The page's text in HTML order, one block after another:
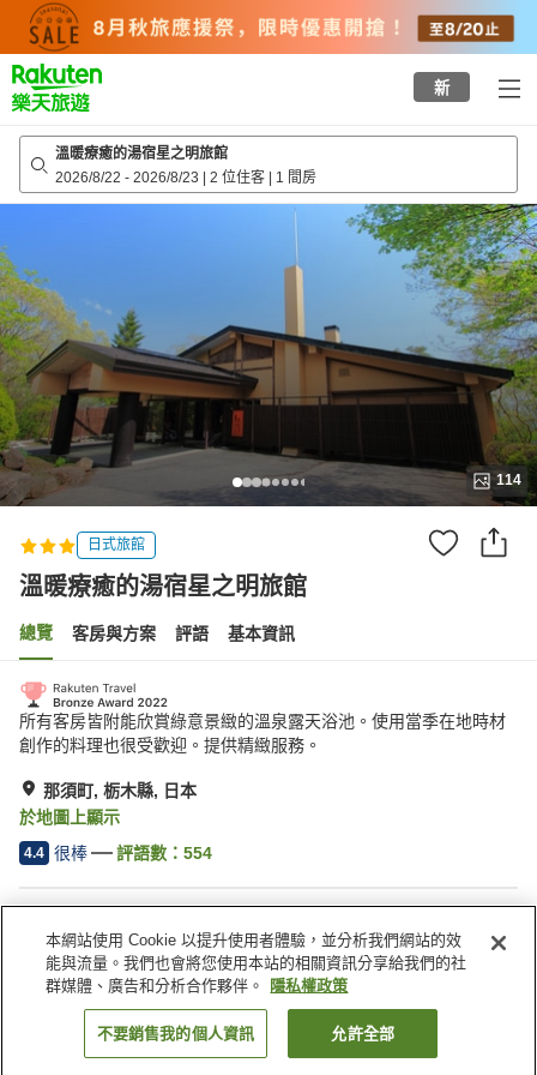
top
page
新
溫暖療癒的湯宿星之明旅館
2026/8/22 - 2026/8/23 | 2 位住客 | 1 間房
114
日式旅館
溫暖療癒的湯宿星之明旅館
總覽 客房與方案 評語 基本資訊
所有客房皆附能欣賞綠意景緻的溫泉露天浴池。使用當季在地時材
創作的料理也很受歡迎。提供精緻服務。
那須町, 栃木縣, 日本
於地圖上顯示
4.4 很棒 評語數： 554
停車場
Spa／美容沙龍
露天浴池（溫泉）
卡拉 OK 包廂
日本 栃木縣 那須町 溫暖療癒的湯宿星之明旅館
找客房
本網站使用 Cookie 以提升使用者體驗，並分析我們網站的效
能與流量。我們也會將您使用本站的相關資訊分享給我們的社
群媒體、廣告和分析合作夥伴。
隱私權政策
不要銷售我的個人資訊 允許全部